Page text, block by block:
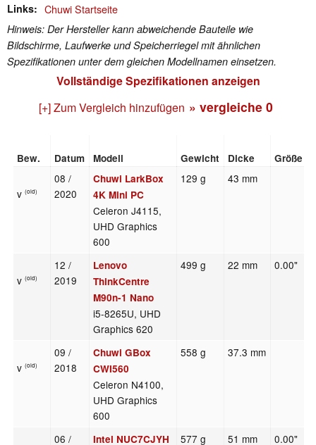
Links Chuwi Startseite
Hinweis: Der Hersteller kann abweichende Bauteile wie
Bildschirme, Laufwerke und Speicherriegel mit ähnlichen
Spezifikationen unter dem gleichen Modellnamen einsetzen.
Vollständige Spezifikationen anzeigen
[+] Zum Vergleich hinzufügen » vergleiche 0
Bew. Datum Modell Gewicht Dicke Größe
v(old)
08 /
2020
Chuwi LarkBox
4K Mini PC
Celeron J4115,
UHD Graphics
600
129 g 43 mm
v(old)
12 /
2019
Lenovo
ThinkCentre
M90n-1 Nano
i5-8265U, UHD
Graphics 620
499 g 22 mm 0.00"
v(old)
09 /
2018
Chuwi GBox
CWI560
Celeron N4100,
UHD Graphics
600
558 g 37.3 mm
06 /
Intel NUC7CJYH 577 g 51 mm 0.00"